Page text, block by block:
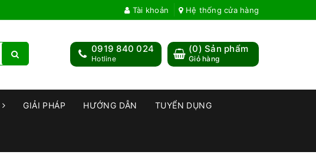
Tài khoản Hệ thống cửa hàng
(0) Sản phẩm
Giỏ hàng
0919 840 024
Hotline
GIẢI PHÁP HƯỚNG DẪN TUYỂN DỤNG